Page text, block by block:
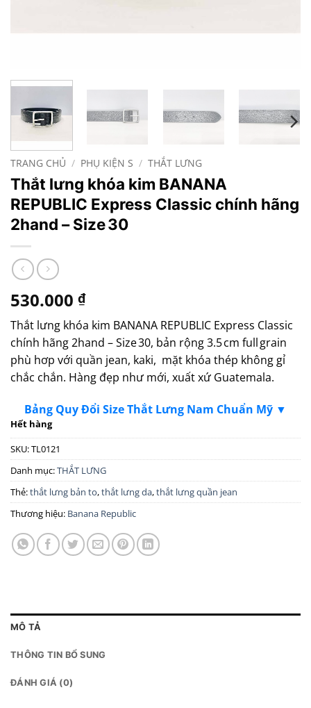
TRANG CHỦ / PHỤ KIỆN S / THẮT LƯNG
Thắt lưng khóa kim BANANA
REPUBLIC Express Classic chính hãng
2hand – Size 30
530.000 ₫
Thắt lưng khóa kim BANANA REPUBLIC Express Classic
chính hãng 2hand – Size 30, bản rộng 3.5 cm full grain
phù hơp với quần jean, kaki, mặt khóa thép không gỉ
chắc chắn. Hàng đẹp như mới, xuất xứ Guatemala.
Bảng Quy Đổi Size Thắt Lưng Nam Chuẩn Mỹ ▼
Hết hàng
SKU:TL0121
Danh mục:THẮT LƯNG
Thẻ:thắt lưng bản to,thắt lưng da,thắt lưng quần jean
Thương hiệu: Banana Republic
MÔ TẢ
THÔNG TIN BỔ SUNG
ĐÁNH GIÁ (0)